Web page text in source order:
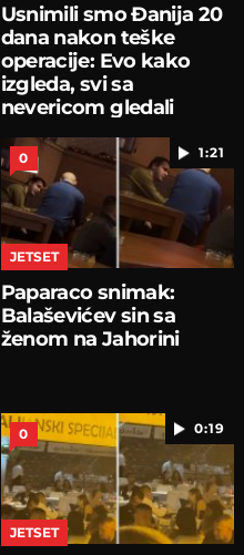
Usnimili smo Đanija 20
dana nakon teške
operacije: Evo kako
izgleda, svi sa
nevericom gledali
1:21
0
JETSET
Paparaco snimak:
Balaševićev sin sa
ženom na Jahorini
0:19
0
JETSET